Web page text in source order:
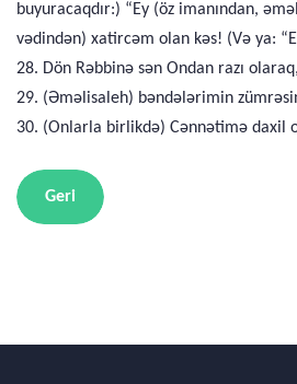
buyuracaqdır:) “Ey (öz imanından,
vədindən) xatircəm olan kəs! (Və ya:
28. Dön Rəbbinə sən Ondan razı
29. (Əməlisaleh) bəndələrimin
30. (Onlarla birlikdə) Cənnətimə daxil
Geri